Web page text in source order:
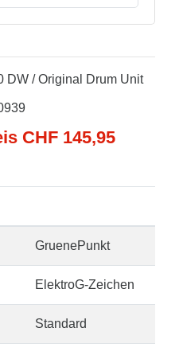
DW / Original Drum Unit
CHF 145,95
GruenePunkt
ElektroG-Zeichen
Standard